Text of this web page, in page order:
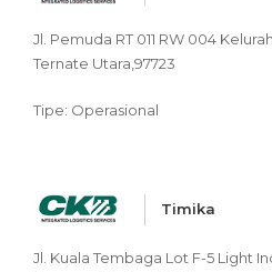
Jl. Pemuda RT 011 RW 004
Ternate Utara,97723
Tipe: Operasional
Timika
Jl. Kuala Tembaga Lot F-5 Light